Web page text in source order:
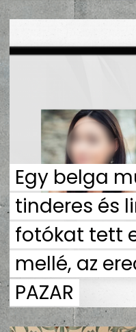
Egy belga
tinderes és
fotókat tett
mellé, az
PAZAR